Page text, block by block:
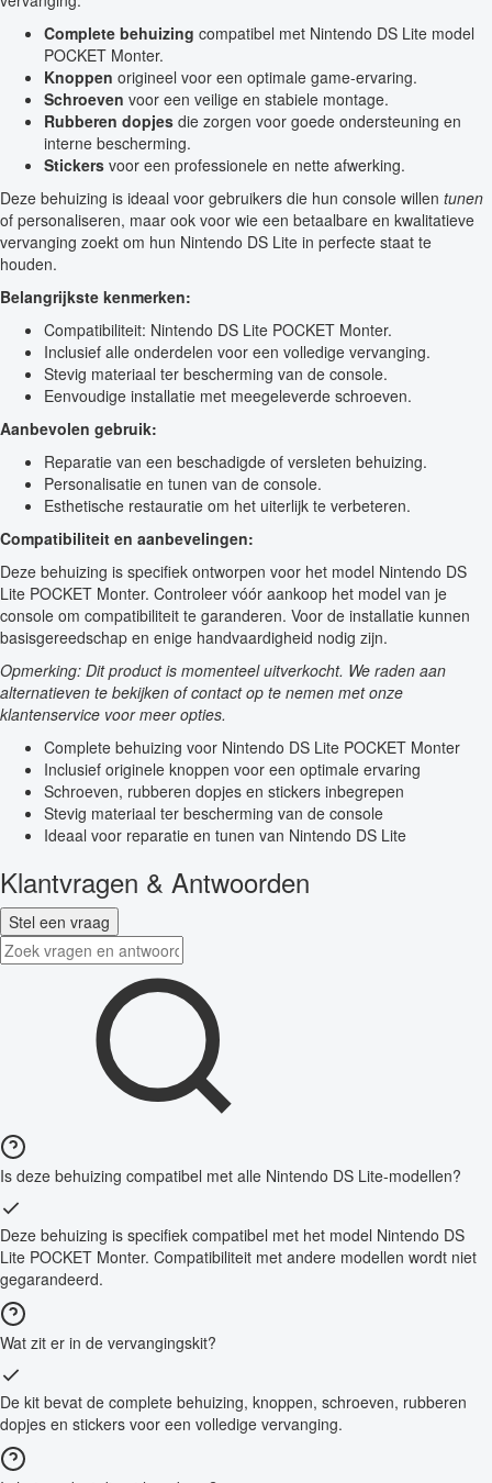
Complete behuizing compatibel met Nintendo DS Lite model
POCKET Monter.
Knoppen origineel voor een optimale game-ervaring.
Schroeven voor een veilige en stabiele montage.
Rubberen dopjes die zorgen voor goede ondersteuning en
interne bescherming.
Stickers voor een professionele en nette afwerking.
Deze behuizing is ideaal voor gebruikers die hun console willen tunen
of personaliseren, maar ook voor wie een betaalbare en kwalitatieve
vervanging zoekt om hun Nintendo DS Lite in perfecte staat te
houden.
Belangrijkste kenmerken:
Compatibiliteit: Nintendo DS Lite POCKET Monter.
Inclusief alle onderdelen voor een volledige vervanging.
Stevig materiaal ter bescherming van de console.
Eenvoudige installatie met meegeleverde schroeven.
Aanbevolen gebruik:
Reparatie van een beschadigde of versleten behuizing.
Personalisatie en tunen van de console.
Esthetische restauratie om het uiterlijk te verbeteren.
Compatibiliteit en aanbevelingen:
Deze behuizing is specifiek ontworpen voor het model Nintendo DS
Lite POCKET Monter. Controleer vóór aankoop het model van je
console om compatibiliteit te garanderen. Voor de installatie kunnen
basisgereedschap en enige handvaardigheid nodig zijn.
Opmerking: Dit product is momenteel uitverkocht. We raden aan
alternatieven te bekijken of contact op te nemen met onze
klantenservice voor meer opties.
Complete behuizing voor Nintendo DS Lite POCKET Monter
Inclusief originele knoppen voor een optimale ervaring
Schroeven, rubberen dopjes en stickers inbegrepen
Stevig materiaal ter bescherming van de console
Ideaal voor reparatie en tunen van Nintendo DS Lite
Klantvragen & Antwoorden
Stel een vraag
Is deze behuizing compatibel met alle Nintendo DS Lite-modellen?
Deze behuizing is specifiek compatibel met het model Nintendo DS
Lite POCKET Monter. Compatibiliteit met andere modellen wordt niet
gegarandeerd.
Wat zit er in de vervangingskit?
De kit bevat de complete behuizing, knoppen, schroeven, rubberen
dopjes en stickers voor een volledige vervanging.